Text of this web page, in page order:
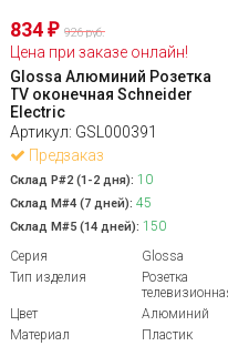
834₽ 926 руб.
Цена при заказе онлайн!
Glossa Алюминий Розетка
TV оконечная Schneider
Electric
Артикул: GSL000391
Предзаказ
Склад Р#2 (1-2 дня): 10
Склад М#4 (7 дней): 45
Склад М#5 (14 дней): 150
Серия
Glossa
Тип изделия
Розетка
Цвет
Алюминий
Материал
Пластик